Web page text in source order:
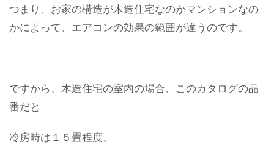
つまり、お家の構造が木造住宅なのかマンションなの
かによって、エアコンの効果の範囲が違うのです。
ですから、木造住宅の室内の場合、このカタログの品
番だと
冷房時は１５畳程度、